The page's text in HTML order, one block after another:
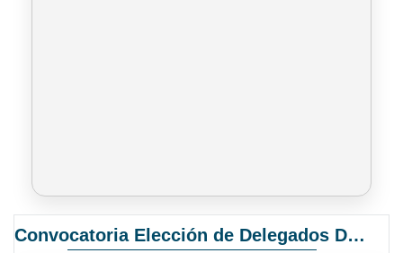
Convocatoria Elección de Delegados Docentes para el XIV Congreso Nacional de Universidades